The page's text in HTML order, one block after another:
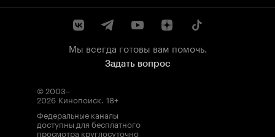
Мы всегда готовы вам помочь.
Задать вопрос
© 2003–
2026 Кинопоиск. 18+
Федеральные каналы
доступны для бесплатного
просмотра круглосуточно